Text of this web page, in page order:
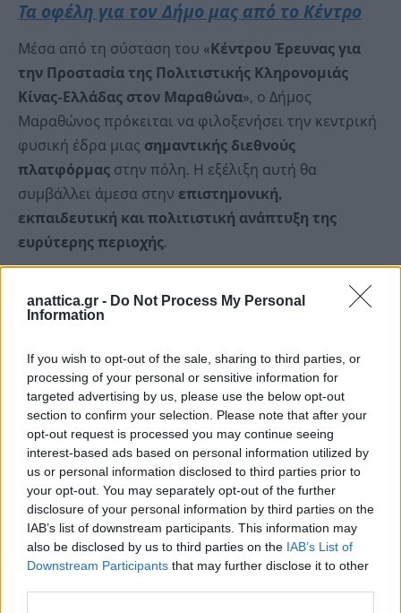
anattica.gr - Do Not Process My Personal
Information
If you wish to opt-out of the sale, sharing to third parties, or
processing of your personal or sensitive information for
targeted advertising by us, please use the below opt-out
section to confirm your selection. Please note that after your
opt-out request is processed you may continue seeing
interest-based ads based on personal information utilized by
us or personal information disclosed to third parties prior to
your opt-out. You may separately opt-out of the further
disclosure of your personal information by third parties on the
IAB’s list of downstream participants. This information may
also be disclosed by us to third parties on the IAB’s List of
Downstream Participants that may further disclose it to other
Τα οφέλη για τον Δήμο μας από το Κέντρο
Μέσα από τη σύσταση του «Κέντρου Έρευνας για
την Προστασία της Πολιτιστικής Κληρονομιάς
Κίνας-Ελλάδας στον Μαραθώνα», ο Δήμος
Μαραθώνος πρόκειται να φιλοξενήσει την κεντρική
φυσική έδρα μιας σημαντικής διεθνούς
πλατφόρμας στην πόλη. Η εξέλιξη αυτή θα
συμβάλλει άμεσα στην επιστημονική,
εκπαιδευτική και πολιτιστική ανάπτυξη της
ευρύτερης περιοχής.
μηχανισμός τακτικών ακαδημαϊκών
απόερευνητέςκαιφοιτητές, εντός των ορίων της
αρμοδιότητας του.
Επιπλέον, η συνεργασία αυτή προσφέρει στον Δήμο
έναισχυρό πλεονέκτημα για τη συντονισμένη
διεκδίκηση ερευνητικών κονδυλίων και
χρηματοδοτήσεωναπό την Ευρωπαϊκή Ένωση,
καθώς και από εθνικούς και διεθνείς οργανισμούς.
Οι πόροι αυτοί θα αποτελέσουνβασικό μοχλό